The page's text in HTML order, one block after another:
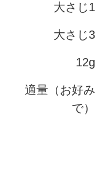
大さじ1
大さじ3
12g
適量（お好み
で）